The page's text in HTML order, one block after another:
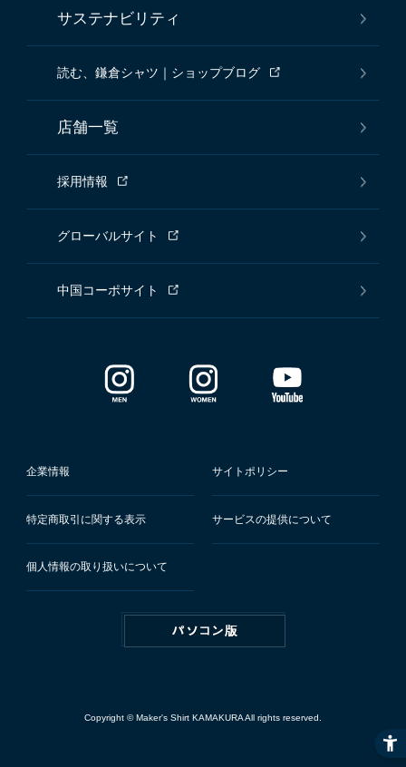
サステナビリティ
読む、鎌倉シャツ｜ショップブログ
店舗一覧
採用情報
グローバルサイト
中国コーポサイト
企業情報 サイトポリシー
特定商取引に関する表示 サービスの提供について
個人情報の取り扱いについて
Copyright © Maker's Shirt KAMAKURA All rights reserved.